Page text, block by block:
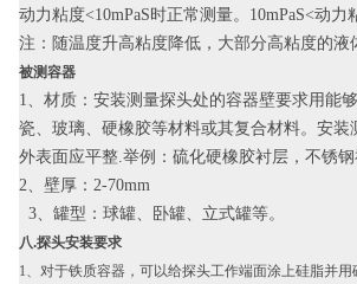
动力粘度<10mPaS时正常测量。10mPaS<动
注：随温度升高粘度降低，大部分高粘度的
被测容器
1、材质：安装测量探头处的容器壁要求用能
瓷、玻璃、硬橡胶等材料或其复合材料。安
外表面应平整.举例：硫化硬橡胶衬层，不锈钢
2、壁厚：2-70mm
3、罐型：球罐、卧罐、立式罐等。
八.探头安装要求
1、对于铁质容器，可以给探头工作端面涂上硅脂并